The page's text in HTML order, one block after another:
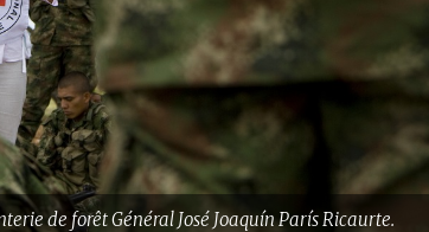
de forêt Général José Joaquín París Ricaurte.